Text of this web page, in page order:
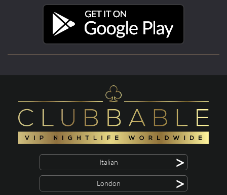
Italian >
London >